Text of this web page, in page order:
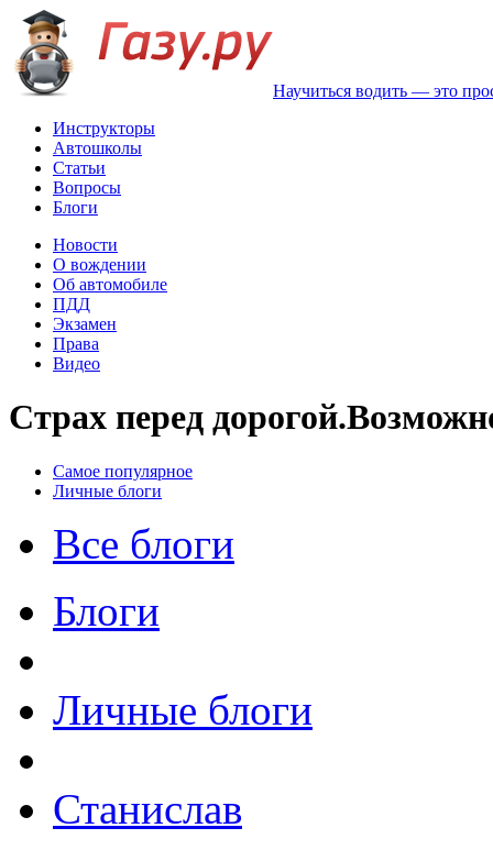
Научиться водить — это
Инструкторы
Автошколы
Статьи
Вопросы
Блоги
Новости
О вождении
Об автомобиле
ПДД
Экзамен
Права
Видео
Страх перед
Самое популярное
Личные блоги
Все блоги
Блоги
Личные блоги
Станислав